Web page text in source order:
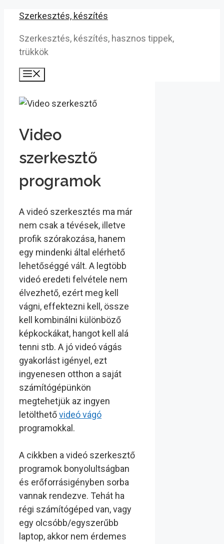
Kilépés
tartalomba
Szerkesztés, készítés
Szerkesztés, készítés, hasznos tippek,
trükkök
Video
szerkesztő
programok
A videó szerkesztés ma már
nem csak a tévések, illetve
profik szórakozása, hanem
egy mindenki által elérhető
lehetőséggé vált. A legtöbb
videó eredeti felvétele nem
élvezhető, ezért meg kell
vágni, effektezni kell, össze
kell kombinálni különböző
képkockákat, hangot kell alá
tenni stb. A jó videó vágás
gyakorlást igényel, ezt
ingyenesen otthon a saját
számítógépünkön
megtehetjük az ingyen
letölthetővideó vágó
programokkal.
A cikkben a videó szerkesztő
programok bonyolultságban
és erőforrásigényben sorba
vannak rendezve. Tehát ha
régi számítógéped van, vagy
egy olcsóbb/egyszerűbb
laptop, akkor nem érdemes